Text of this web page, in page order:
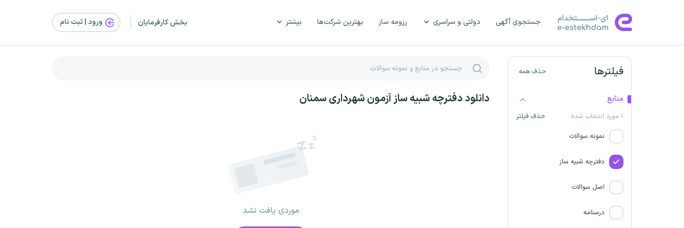
جستجوی آگهی دولتی و سراسری رزومه ساز بهترین شرکت‌ها بیشتر بخش کارفرمایان ورود | ثبت‌ نام
فیلترها حذف همه
منابع
۱ مورد انتخاب شده
حذف فیلتر
نمونه سوالات
دفترچه شبیه ساز
اصل سوالات
درسنامه
شهرداری هرمزگان
شرکت توزیع نیروی برق خراسان
شهرداری لرستان
شرکت برق ­رسانی فدک شهرکرد
شرکت‌های توزیع نیروی برق
شهرداری کهگیلویه و بویر احمد
شرکت گهرزمین سیرجان
دانلود دفترچه شبیه ساز آزمون شهرداری سمنان
موردی یافت نشد